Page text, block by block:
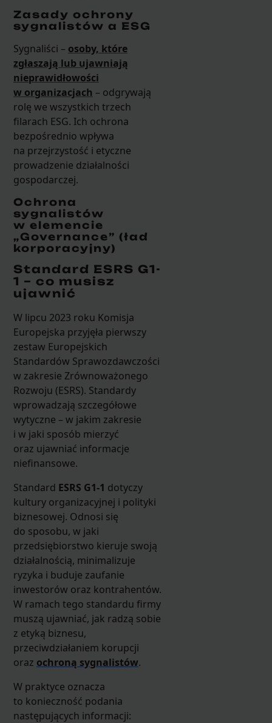
Zasady ochrony
sygnalistów a ESG
Sygnaliści – osoby, które
zgłaszają lub ujawniają
nieprawidłowości
w organizacjach – odgrywają
rolę we wszystkich trzech
filarach ESG. Ich ochrona
bezpośrednio wpływa
na przejrzystość i etyczne
prowadzenie działalności
gospodarczej.
Ochrona
sygnalistów
w elemencie
„Governance” (ład
korporacyjny)
Standard ESRS G1-
1 – co musisz
ujawnić
W lipcu 2023 roku Komisja
Europejska przyjęła pierwszy
zestaw Europejskich
Standardów Sprawozdawczości
w zakresie Zrównoważonego
Rozwoju (ESRS). Standardy
wprowadzają szczegółowe
wytyczne – w jakim zakresie
i w jaki sposób mierzyć
oraz ujawniać informacje
niefinansowe.
Standard ESRS G1-1 dotyczy
kultury organizacyjnej i polityki
biznesowej. Odnosi się
do sposobu, w jaki
przedsiębiorstwo kieruje swoją
działalnością, minimalizuje
ryzyka i buduje zaufanie
inwestorów oraz kontrahentów.
W ramach tego standardu firmy
muszą ujawniać, jak radzą sobie
z etyką biznesu,
przeciwdziałaniem korupcji
oraz ochroną sygnalistów.
W praktyce oznacza
to konieczność podania
następujących informacji: